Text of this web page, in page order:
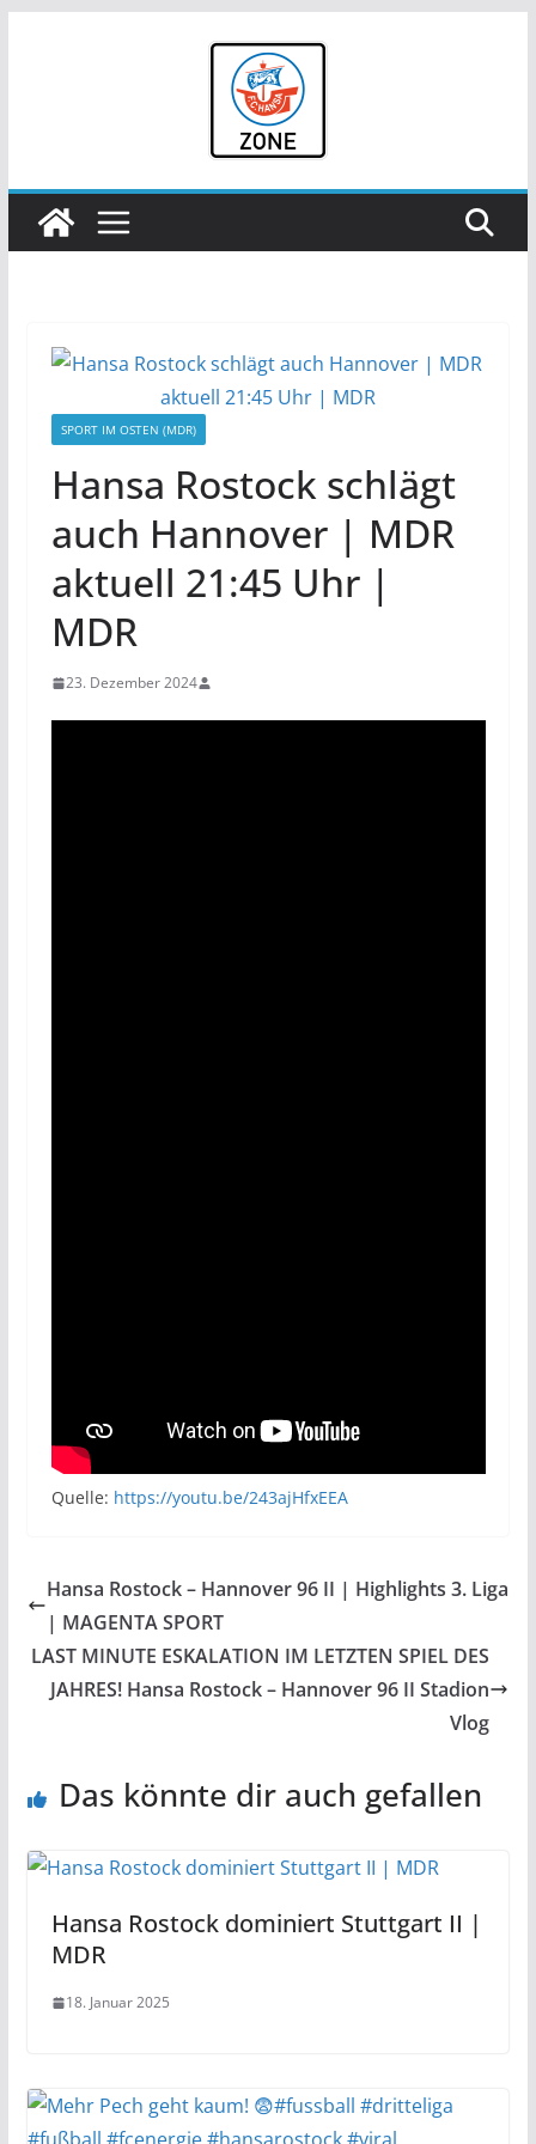
SPORT IM OSTEN (MDR)
Hansa Rostock schlägt
auch Hannover | MDR
aktuell 21:45 Uhr |
MDR
23. Dezember 2024
Quelle: https://youtu.be/243ajHfxEEA
Hansa Rostock – Hannover 96 II | Highlights 3. Liga
| MAGENTA SPORT
LAST MINUTE ESKALATION IM LETZTEN SPIEL DES
JAHRES! Hansa Rostock – Hannover 96 II Stadion
Vlog
Das könnte dir auch gefallen
Hansa Rostock dominiert Stuttgart II |
MDR
18. Januar 2025